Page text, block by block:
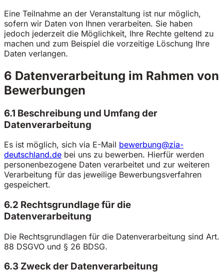
Eine Teilnahme an der Veranstaltung ist nur möglich,
sofern wir Daten von Ihnen verarbeiten. Sie haben
jedoch jederzeit die Möglichkeit, Ihre Rechte geltend zu
machen und zum Beispiel die vorzeitige Löschung Ihre
Daten verlangen.
6 Datenverarbeitung im Rahmen von
Bewerbungen
6.1 Beschreibung und Umfang der
Datenverarbeitung
Es ist möglich, sich via E-Mail bewerbung@zia-
deutschland.de bei uns zu bewerben. Hierfür werden
personenbezogene Daten verarbeitet und zur weiteren
Verarbeitung für das jeweilige Bewerbungsverfahren
gespeichert.
6.2 Rechtsgrundlage für die
Datenverarbeitung
Die Rechtsgrundlagen für die Datenverarbeitung sind Art.
88 DSGVO und § 26 BDSG.
6.3 Zweck der Datenverarbeitung